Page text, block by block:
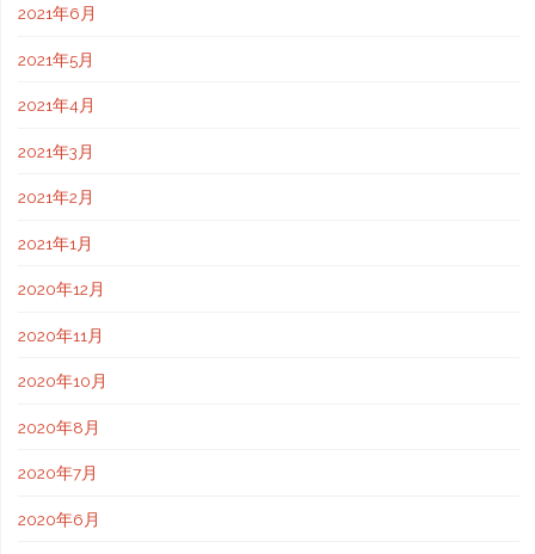
2021年6月
2021年5月
2021年4月
2021年3月
2021年2月
2021年1月
2020年12月
2020年11月
2020年10月
2020年8月
2020年7月
2020年6月